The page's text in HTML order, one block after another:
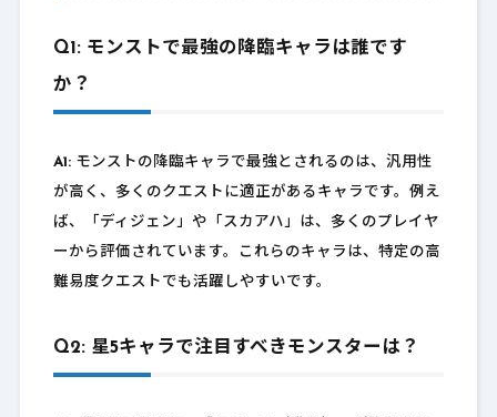
Q1: モンストで最強の降臨キャラは誰です
か？
A1:モンストの降臨キャラで最強とされるのは、汎用性
が高く、多くのクエストに適正があるキャラです。例え
ば、「ディジェン」や「スカアハ」は、多くのプレイヤ
ーから評価されています。これらのキャラは、特定の高
難易度クエストでも活躍しやすいです。
Q2: 星5キャラで注目すべきモンスターは？